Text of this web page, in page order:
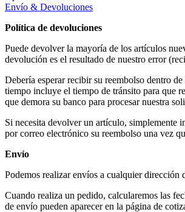
Envío & Devoluciones
Política de devoluciones
Puede devolver la mayoría de los artículos
devolución es el resultado de nuestro error
Debería esperar recibir su reembolso dentro
tiempo incluye el tiempo de tránsito para que
que demora su banco para procesar nuestra
Si necesita devolver un artículo, simplemente
por correo electrónico su reembolso una vez
Envío
Podemos realizar envíos a cualquier dirección
Cuando realiza un pedido, calcularemos las
de envío pueden aparecer en la página de